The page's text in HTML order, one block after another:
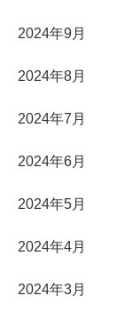
2024年9月
2024年8月
2024年7月
2024年6月
2024年5月
2024年4月
2024年3月